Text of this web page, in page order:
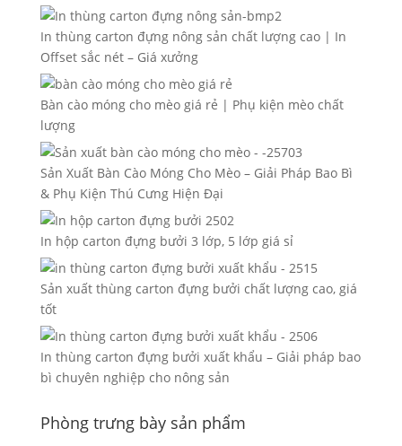
In thùng carton đựng nông sản chất lượng cao | In
Offset sắc nét – Giá xưởng
Bàn cào móng cho mèo giá rẻ | Phụ kiện mèo chất
lượng
Sản Xuất Bàn Cào Móng Cho Mèo – Giải Pháp Bao Bì
& Phụ Kiện Thú Cưng Hiện Đại
In hộp carton đựng bưởi 3 lớp, 5 lớp giá sỉ
Sản xuất thùng carton đựng bưởi chất lượng cao, giá
tốt
In thùng carton đựng bưởi xuất khẩu – Giải pháp bao
bì chuyên nghiệp cho nông sản
Phòng trưng bày sản phẩm